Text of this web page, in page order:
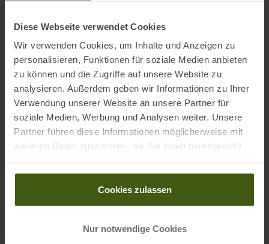
Diese Webseite verwendet Cookies
Wir verwenden Cookies, um Inhalte und Anzeigen zu
personalisieren, Funktionen für soziale Medien anbieten
zu können und die Zugriffe auf unsere Website zu
analysieren. Außerdem geben wir Informationen zu Ihrer
Verwendung unserer Website an unsere Partner für
soziale Medien, Werbung und Analysen weiter. Unsere
Partner führen diese Informationen möglicherweise mit
weiteren Daten zusammen, die Sie ihnen bereitgestellt
gesammelt haben.
Cookies zulassen
Nur notwendige Cookies
Postanschrift des Herstellers: Nydalsveien 24, 0484 Oslo,
Herstellers:
csinternational@activebrands.com
Name des Einführers:Nordic Active Brands Aktiebolag
Postanschrift des Einführers:Torsatan 5B , 41104 Göteborg ,
Sweden
Elektronische Adresse des Einführers:post@activebrands.com